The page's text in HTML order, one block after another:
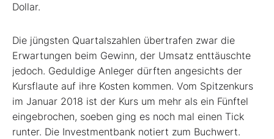
Dollar.
Die jüngsten Quartalszahlen übertrafen zwar die
Erwartungen beim Gewinn, der Umsatz enttäuschte
jedoch. Geduldige Anleger dürften angesichts der
Kursflaute auf ihre Kosten kommen. Vom Spitzenkurs
im Januar 2018 ist der Kurs um mehr als ein Fünftel
eingebrochen, soeben ging es noch mal einen Tick
runter. Die Investmentbank notiert zum Buchwert.